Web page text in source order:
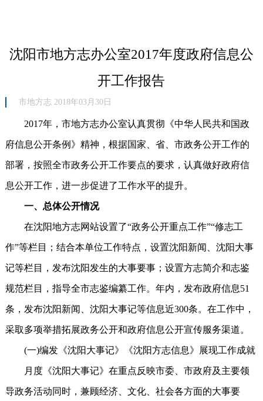
沈阳市地方志办公室2017年度政府信息公
开工作报告
市地方志 2018年03月30日
2017年，市地方志办公室认真贯彻《中华人民共和国政
府信息公开条例》精神，根据国家、省、市政务公开工作的
部署，按照全市政务公开工作要点的要求，认真做好政府信
息公开工作，进一步促进了工作水平的提升。
一、总体公开情况
在沈阳地方志网站设置了“政务公开重点工作”“修志工
作”等栏目；结合本单位工作特点，设置沈阳新闻、沈阳大事
记等栏目，发布沈阳发生的大事要事；设置方志简介和志鉴
规范栏目，指导全市志鉴编纂工作。年内，发布政府信息51
条，发布沈阳新闻、沈阳大事记等信息近300条。在工作中，
采取多项举措拓展政务公开和政府信息公开宣传服务渠道。
(一)编发《沈阳大事记》《沈阳方志信息》展现工作成就
月度《沈阳大事记》在重点反映市委、市政府及主要领
导政务活动同时，兼顾经济、文化、社会各方面的大事要